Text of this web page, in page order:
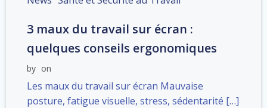
3 maux du travail sur écran :
quelques conseils ergonomiques
by on
Les maux du travail sur écran Mauvaise
posture, fatigue visuelle, stress, sédentarité […]